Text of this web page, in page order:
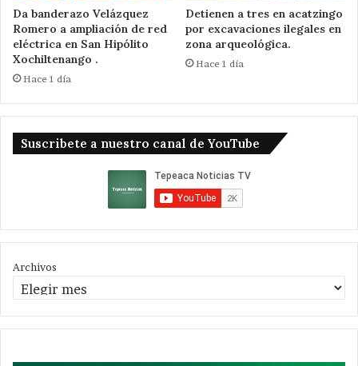
Da banderazo Velázquez
Romero a ampliación de red
eléctrica en San Hipólito
Xochiltenango .
Hace 1 día
Detienen a tres en acatzingo
por excavaciones ilegales en
zona arqueológica.
Hace 1 día
Suscribete a nuestro canal de YouTube
Archivos